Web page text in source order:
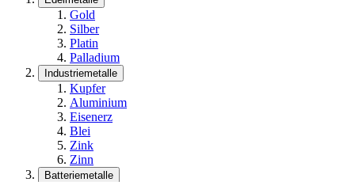
Gold
Silber
Platin
Palladium
Industriemetalle
Kupfer
Aluminium
Eisenerz
Blei
Zink
Zinn
Batteriemetalle